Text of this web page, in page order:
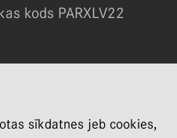
kods PARXLV22
2022
sīkdatnes jeb cookies,